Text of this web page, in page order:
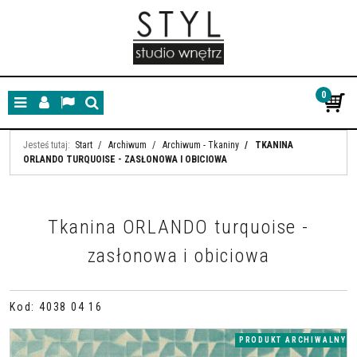
MenuPanelLangSzukaj
0
Jesteś tutaj: Start / Archiwum / Archiwum - Tkaniny /
TKANINA
ORLANDO TURQUOISE - ZASŁONOWA I OBICIOWA
Tkanina ORLANDO turquoise -
zasłonowa i obiciowa
Kod : 4038 04 16
PRODUKT ARCHIWALNY